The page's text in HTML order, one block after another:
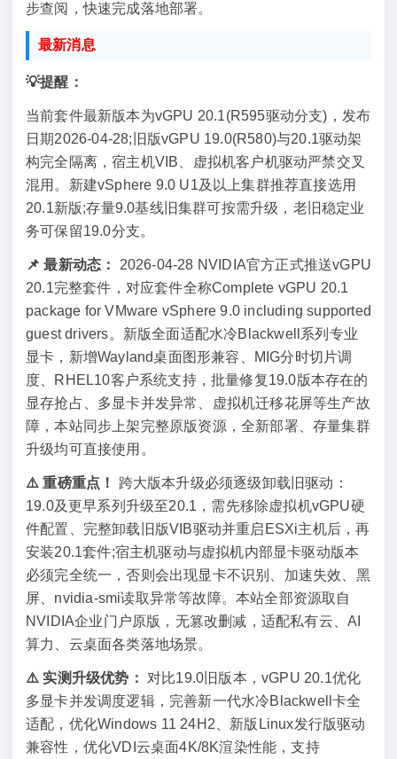
步查阅，快速完成落地部署。
最新消息
💡提醒：
当前套件最新版本为vGPU 20.1(R595驱动分支)，发布
日期2026-04-28;旧版vGPU 19.0(R580)与20.1驱动架
构完全隔离，宿主机VIB、虚拟机客户机驱动严禁交叉
混用。新建vSphere 9.0 U1及以上集群推荐直接选用
20.1新版;存量9.0基线旧集群可按需升级，老旧稳定业
务可保留19.0分支。
📌 最新动态：
2026-04-28 NVIDIA官方正式推送vGPU
20.1完整套件，对应套件全称Complete vGPU 20.1
package for VMware vSphere 9.0 including supported
guest drivers。新版全面适配水冷Blackwell系列专业
显卡，新增Wayland桌面图形兼容、MIG分时切片调
度、RHEL10客户系统支持，批量修复19.0版本存在的
显存抢占、多显卡并发异常、虚拟机迁移花屏等生产故
障，本站同步上架完整原版资源，全新部署、存量集群
升级均可直接使用。
⚠️ 重磅重点！
跨大版本升级必须逐级卸载旧驱动：
19.0及更早系列升级至20.1，需先移除虚拟机vGPU硬
件配置、完整卸载旧版VIB驱动并重启ESXi主机后，再
安装20.1套件;宿主机驱动与虚拟机内部显卡驱动版本
必须完全统一，否则会出现显卡不识别、加速失效、黑
屏、nvidia-smi读取异常等故障。本站全部资源取自
NVIDIA企业门户原版，无篡改删减，适配私有云、AI
算力、云桌面各类落地场景。
⚠️ 实测升级优势： 对比19.0旧版本，vGPU 20.1优化
多显卡并发调度逻辑，完善新一代水冷Blackwell卡全
适配，优化Windows 11 24H2、新版Linux发行版驱动
兼容性，优化VDI云桌面4K/8K渲染性能，支持